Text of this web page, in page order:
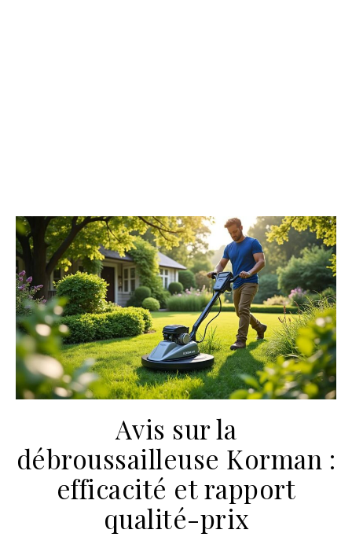
Avis sur la
débroussailleuse Korman :
efficacité et rapport
qualité-prix